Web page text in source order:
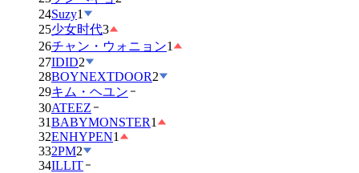
24Suzy1
25少女时代3
26チャン・ウォニョン1
27IDID2
28BOYNEXTDOOR2
29キム・ヘユン
30ATEEZ
31BABYMONSTER1
32ENHYPEN1
332PM2
34ILLIT